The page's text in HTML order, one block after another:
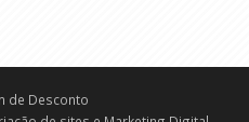
de Desconto